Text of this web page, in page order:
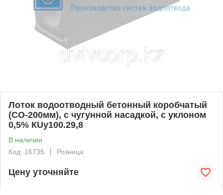
Лоток водоотводный бетонный коробчатый
(СО-200мм), с чугунной насадкой, с уклоном
0,5% КUу100.29,8
В наличии
Код: 16735
Розница
Цену уточняйте